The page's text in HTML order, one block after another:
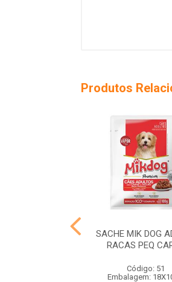
Produtos
SACHE MIK DOG
RACAS PEQ
Código: 51
Embalagem: